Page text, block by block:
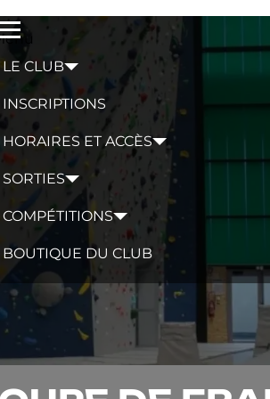
LE CLUB
INSCRIPTIONS
HORAIRES ET ACCÈS
SORTIES
COMPÉTITIONS
BOUTIQUE DU CLUB